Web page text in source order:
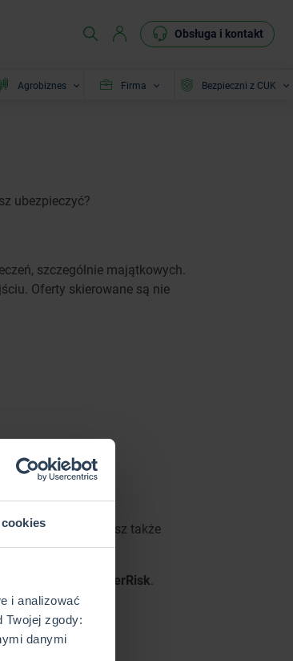
i analizować
zgody:
danymi
Obsługa i kontakt
Agrobiznes Firma Bezpieczni z CUK
ubezpieczyć?
szczególnie majątkowych.
Oferty skierowane są nie
w InterRisk możesz także
Polsce: PZM i
InterRisk
Group.